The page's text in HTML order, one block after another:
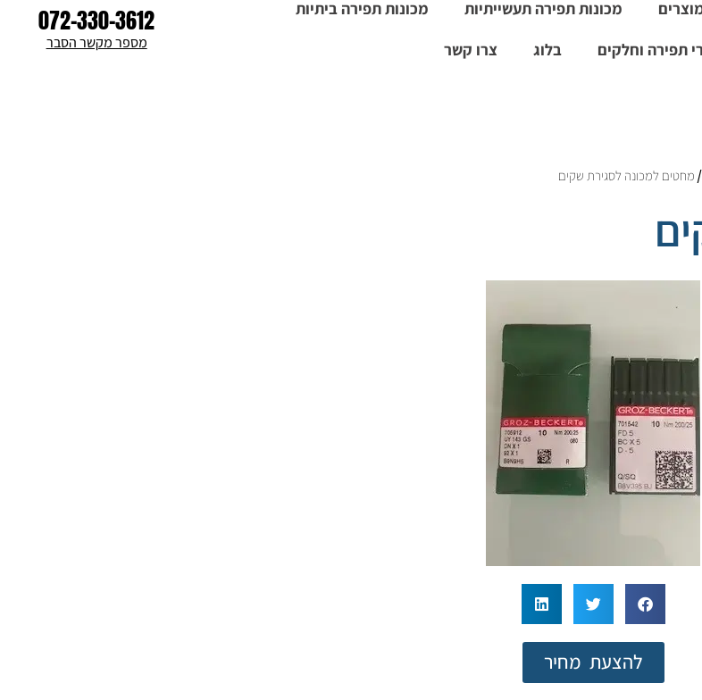
מכונות תפירה תעשייתיות
מכונות תפירה ביתיות
תפירה וחלקים
בלוג צרו קשר
072-330-3612
מספר מקשר הסבר
/ מחטים למכונה לסגירת שקים
להצעת מחיר